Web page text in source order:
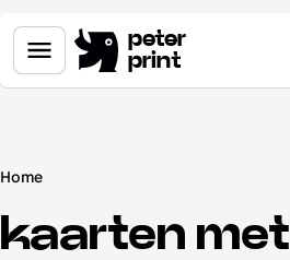
peter
print
Home
kaarten met